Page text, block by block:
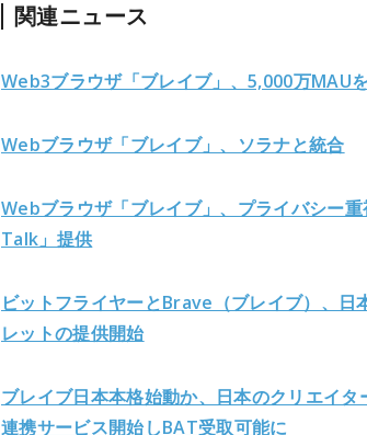
関連ニュース
Web3ブラウザ「ブレイブ」、5,000万MAU
Webブラウザ「ブレイブ」、ソラナと統合
Webブラウザ「ブレイブ」、プライバシー
Talk」提供
ビットフライヤーとBrave（ブレイブ）、日
レットの提供開始
ブレイブ日本本格始動か、日本のクリエイ
連携サービス開始しBAT受取可能に